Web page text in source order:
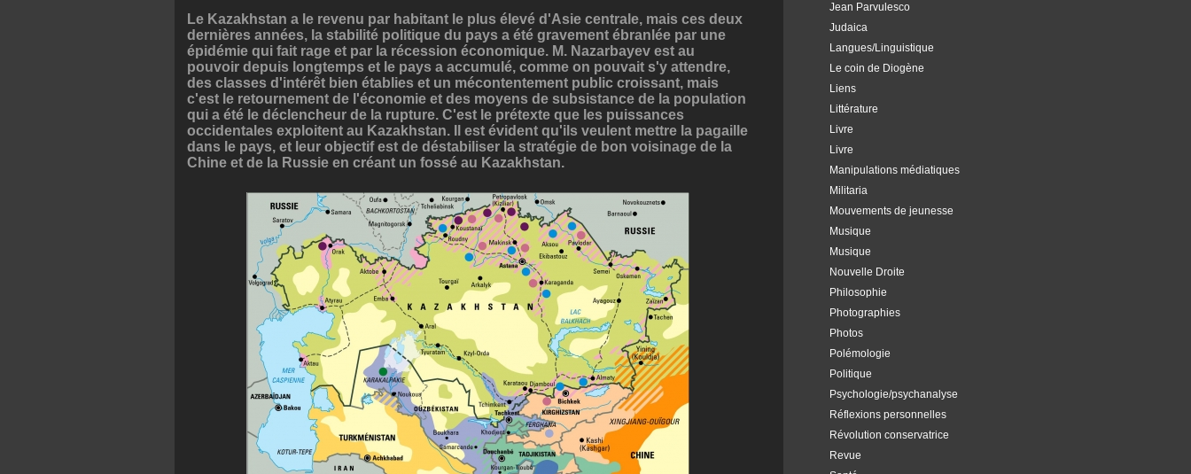
Jean Parvulesco
Judaica
Langues/Linguistique
Le coin de Diogène
Liens
Littérature
Livre
Livre
Manipulations médiatiques
Militaria
Mouvements de jeunesse
Musique
Musique
Nouvelle Droite
Philosophie
Photographies
Photos
Polémologie
Politique
Psychologie/psychanalyse
Réflexions personnelles
Révolution conservatrice
Revue
Le Kazakhstan a le revenu par habitant le plus élevé d'Asie centrale, mais ces deux
dernières années, la stabilité politique du pays a été gravement ébranlée par une
épidémie qui fait rage et par la récession économique. M. Nazarbayev est au
pouvoir depuis longtemps et le pays a accumulé, comme on pouvait s'y attendre,
des classes d'intérêt bien établies et un mécontentement public croissant, mais
c'est le retournement de l'économie et des moyens de subsistance de la population
qui a été le déclencheur de la rupture. C'est le prétexte que les puissances
occidentales exploitent au Kazakhstan. Il est évident qu'ils veulent mettre la pagaille
dans le pays, et leur objectif est de déstabiliser la stratégie de bon voisinage de la
Chine et de la Russie en créant un fossé au Kazakhstan.